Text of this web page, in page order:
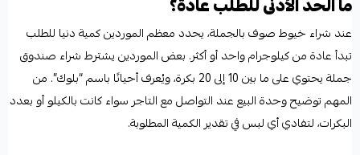
عند شراء خيوط صوف بالجملة، يحدد معظم الموردين كمية دنيا للطلب
تبدأ عادة من كيلوجرام واحد أو أكثر. بعض الموردين يشترط شراء صندوق
جملة يحتوي على ما بين 10 إلى 20 بكرة، ويُعرف أحيانًا باسم “بلوك”. من
المهم توضيح وحدة البيع عند التواصل مع التاجر سواء كانت بالكيلو أو بعدد
البكرات، لتفادي أي لبس في تقدير الكمية المطلوبة.